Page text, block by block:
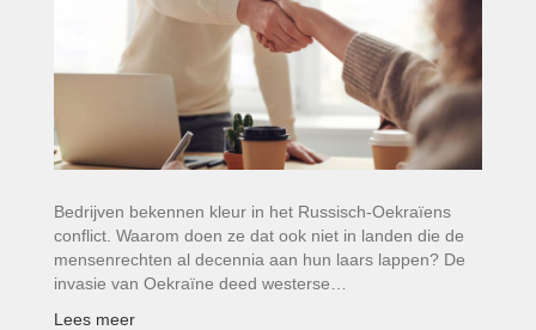
Bedrijven bekennen kleur in het Russisch-Oekraïens
conflict. Waarom doen ze dat ook niet in landen die de
mensenrechten al decennia aan hun laars lappen? De
invasie van Oekraïne deed westerse…
Lees meer